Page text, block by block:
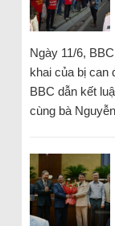
Ngày 11/6,
khai của bị can
BBC dẫn kết
cùng bà